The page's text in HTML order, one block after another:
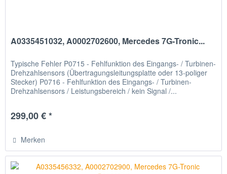
A0335451032, A0002702600, Mercedes 7G-Tronic...
Typische Fehler P0715 - Fehlfunktion des Eingangs- / Turbinen-
Drehzahlsensors (Übertragungsleitungsplatte oder 13-poliger
Stecker) P0716 - Fehlfunktion des Eingangs- / Turbinen-
Drehzahlsensors / Leistungsbereich / kein Signal /...
299,00 € *
Merken